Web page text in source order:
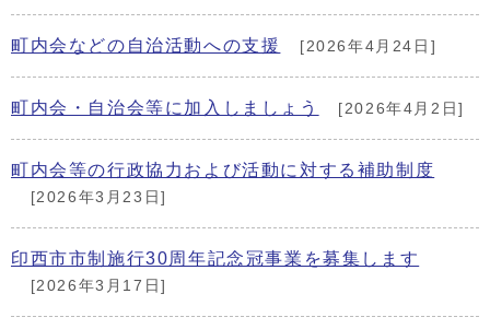
町内会などの自治活動への支援 [2026年4月24日]
町内会・自治会等に加入しましょう [2026年4月2日]
町内会等の行政協力および活動に対する補助制度
[2026年3月23日]
印西市市制施行30周年記念冠事業を募集します
[2026年3月17日]